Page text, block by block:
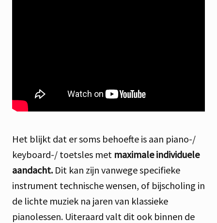
Het blijkt dat er soms behoefte is aan piano-/
keyboard-/ toetsles met maximale individuele
aandacht. Dit kan zijn vanwege specifieke
instrument technische wensen, of bijscholing in
de lichte muziek na jaren van klassieke
pianolessen. Uiteraard valt dit ook binnen de